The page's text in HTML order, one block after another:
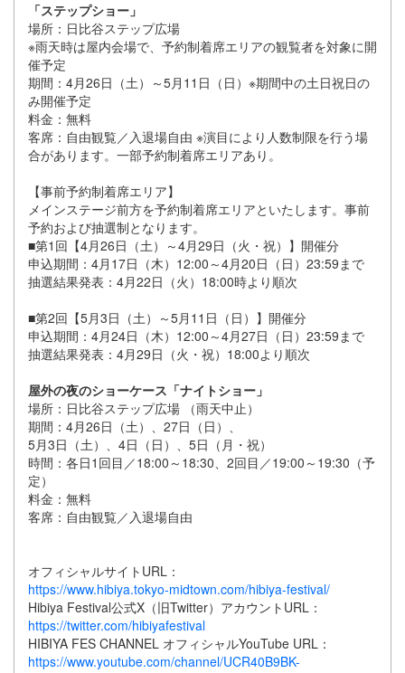
「ステップショー」
場所：日比谷ステップ広場
※雨天時は屋内会場で、予約制着席エリアの観覧者を対象に開
催予定
期間：4月26日（土）～5月11日（日）※期間中の土日祝日の
み開催予定
料金：無料
客席：自由観覧／入退場自由 ※演目により人数制限を行う場
合があります。一部予約制着席エリアあり。
【事前予約制着席エリア】
メインステージ前方を予約制着席エリアといたします。事前
予約および抽選制となります。
■第1回【4月26日（土）～4月29日（火・祝）】開催分
申込期間：4月17日（木）12:00～4月20日（日）23:59まで
抽選結果発表：4月22日（火）18:00時より順次
■第2回【5月3日（土）～5月11日（日）】開催分
申込期間：4月24日（木）12:00～4月27日（日）23:59まで
抽選結果発表：4月29日（火・祝）18:00より順次
屋外の夜のショーケース「ナイトショー」
場所：日比谷ステップ広場 （雨天中止）
期間：4月26日（土）、27日（日）、
5月3日（土）、4日（日）、5日（月・祝）
時間：各日1回目／18:00～18:30、2回目／19:00～19:30（予
定）
料金：無料
客席：自由観覧／入退場自由
オフィシャルサイトURL：
https://www.hibiya.tokyo-midtown.com/hibiya-festival/
Hibiya Festival公式X（旧Twitter）アカウントURL：
https://twitter.com/hibiyafestival
HIBIYA FES CHANNEL オフィシャルYouTube URL：
https://www.youtube.com/channel/UCR40B9BK-